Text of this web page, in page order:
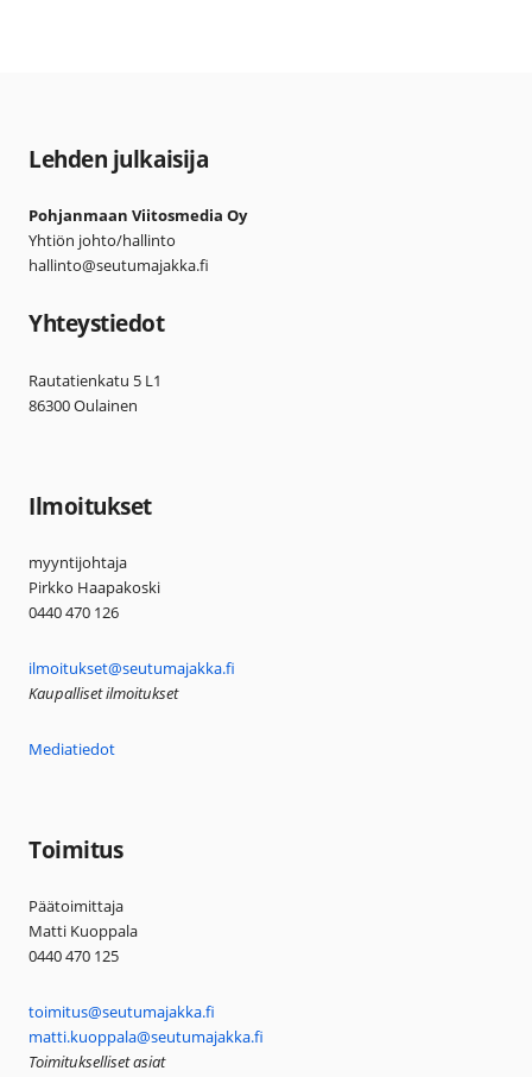
Lehden julkaisija
Pohjanmaan Viitosmedia Oy
Yhtiön johto/hallinto
hallinto@seutumajakka.fi
Yhteystiedot
Rautatienkatu 5 L1
86300 Oulainen
Ilmoitukset
myyntijohtaja
Pirkko Haapakoski
0440 470 126
ilmoitukset@seutumajakka.fi
Kaupalliset ilmoitukset
Mediatiedot
Toimitus
Päätoimittaja
Matti Kuoppala
0440 470 125
toimitus@seutumajakka.fi
matti.kuoppala@seutumajakka.fi
Toimitukselliset asiat